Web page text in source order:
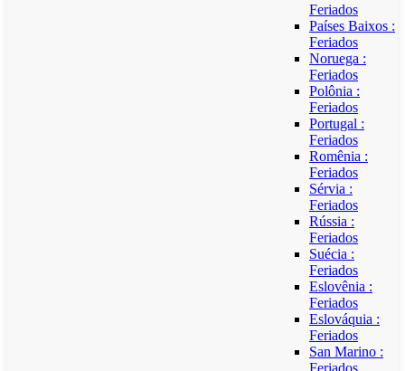
Feriados
Países Baixos :
Feriados
Noruega :
Feriados
Polônia :
Feriados
Portugal :
Feriados
Romênia :
Feriados
Sérvia :
Feriados
Rússia :
Feriados
Suécia :
Feriados
Eslovênia :
Feriados
Eslováquia :
Feriados
San Marino :
Feriados